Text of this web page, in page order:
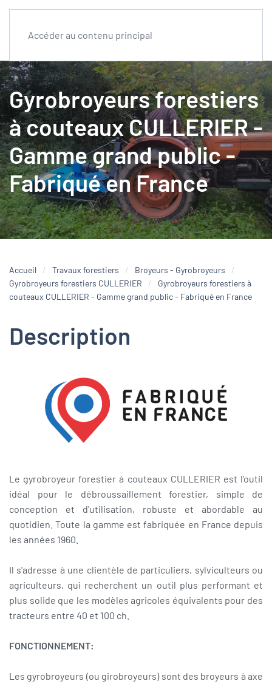
Accéder au contenu principal
Gyrobroyeurs forestiers
à couteaux CULLERIER -
Gamme grand public -
Fabriqué en France
Accueil Travaux forestiers
Broyeurs - Gyrobroyeurs
Gyrobroyeurs forestiers CULLERIER
Gyrobroyeurs forestiers à
couteaux CULLERIER - Gamme grand public - Fabriqué en France
Description
Le gyrobroyeur forestier à couteaux CULLERIER est l'outil
idéal pour le débroussaillement forestier, simple de
conception et d'utilisation, robuste et abordable au
quotidien. Toute la gamme est fabriquée en France depuis
les années 1960.
Il s'adresse à une clientèle de particuliers, sylviculteurs ou
agriculteurs, qui recherchent un outil plus performant et
plus solide que les modèles agricoles équivalents pour des
tracteurs entre 40 et 100 ch.
FONCTIONNEMENT:
Les gyrobroyeurs (ou girobroyeurs) sont des broyeurs à axe